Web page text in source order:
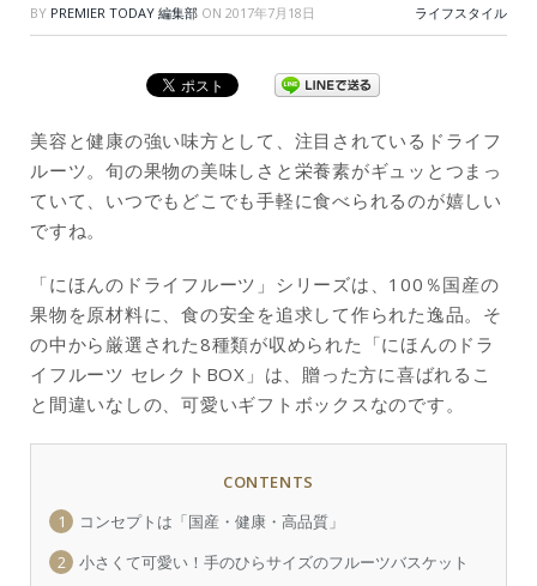
BY PREMIER TODAY 編集部 ON 2017年7月18日 ライフスタイル
美容と健康の強い味方として、注目されているドライフ
ルーツ。旬の果物の美味しさと栄養素がギュッとつまっ
ていて、いつでもどこでも手軽に食べられるのが嬉しい
ですね。
「にほんのドライフルーツ」シリーズは、100％国産の
果物を原材料に、食の安全を追求して作られた逸品。そ
の中から厳選された8種類が収められた「にほんのドラ
イフルーツ セレクトBOX」は、贈った方に喜ばれるこ
と間違いなしの、可愛いギフトボックスなのです。
CONTENTS
1
コンセプトは「国産・健康・高品質」
2
小さくて可愛い！手のひらサイズのフルーツバスケット